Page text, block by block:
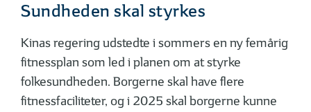
Sundheden skal styrkes
Kinas regering udstedte i sommers en ny femårig
fitnessplan som led i planen om at styrke
folkesundheden. Borgerne skal have flere
fitnessfaciliteter, og i 2025 skal borgerne kunne